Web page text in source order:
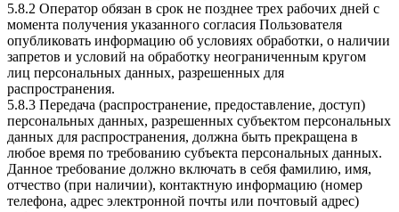
5.8.2 Оператор обязан в срок не позднее трех рабочих дней с
момента получения указанного согласия Пользователя
опубликовать информацию об условиях обработки, о наличии
запретов и условий на обработку неограниченным кругом
лиц персональных данных, разрешенных для
распространения.
5.8.3 Передача (распространение, предоставление, доступ)
персональных данных, разрешенных субъектом персональных
данных для распространения, должна быть прекращена в
любое время по требованию субъекта персональных данных.
Данное требование должно включать в себя фамилию, имя,
отчество (при наличии), контактную информацию (номер
телефона, адрес электронной почты или почтовый адрес)